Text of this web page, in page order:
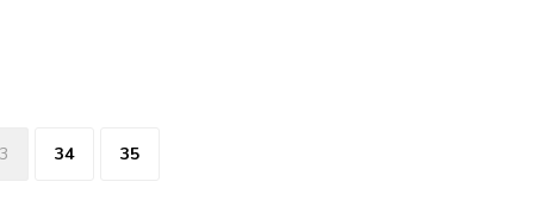
34 35